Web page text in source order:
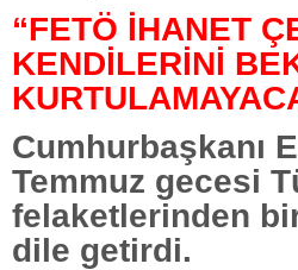
“FETÖ İHANET
KENDİLERİNİ
Cumhurbaşkanı
Temmuz gecesi
felaketlerinden
dile getirdi.